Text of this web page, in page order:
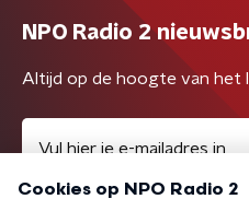
NPO Radio 2
Altijd op de hoogte van het